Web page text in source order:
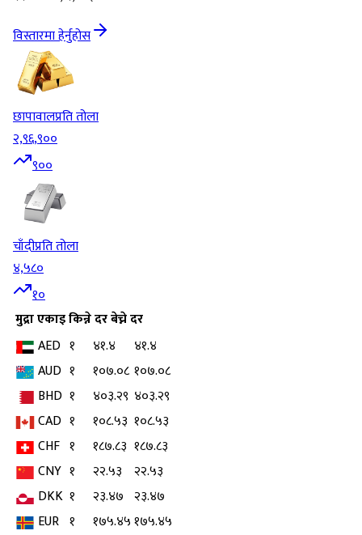
विस्तारमा हेर्नुहोस
छापावालप्रति तोला
२,९६,९००
९००
चाँदीप्रति तोला
४,५८०
१०
मुद्राएकाइकिन्ने दरबेच्ने दर
AED १ ४१.४
४१.४
AUD १ १०७.०८ १०७.०८
BHD १ ४०३.२९ ४०३.२९
CAD १ १०८.५३ १०८.५३
CHF १ १८७.८३ १८७.८३
CNY १ २२.५३
२२.५३
DKK १ २३.४७ २३.४७
EUR १ १७५.४५१७५.४५